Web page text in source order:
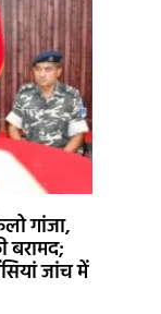
गांजा,
बरामद;
जांच में